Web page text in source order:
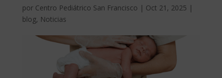
por Centro Pediátrico San Francisco | Oct 21, 2025 |
blog, Noticias